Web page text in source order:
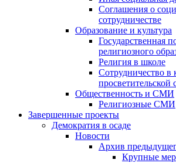
Соглашения о
сотрудничестве
Образование и культура
Государственная
религиозного
Религия в школе
Сотрудничество в
просветительской
Общественность и СМИ
Религиозные СМИ
Завершенные проекты
Демократия в осаде
Новости
Архив
Крупные